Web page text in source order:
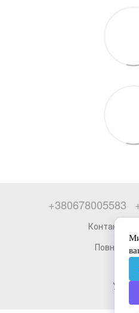
+380678005583
Контактна
Повна
©
Укр